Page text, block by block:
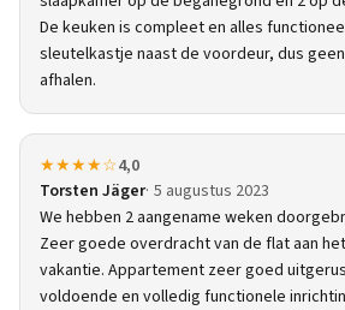
De keuken is compleet en alles
sleutelkastje naast de voordeur, dus
afhalen.
★★★★☆4,0
Torsten Jäger 5 augustus 2023
We hebben 2 aangename weken
Zeer goede overdracht van de flat aan
vakantie. Appartement zeer goed
voldoende en volledig functionele